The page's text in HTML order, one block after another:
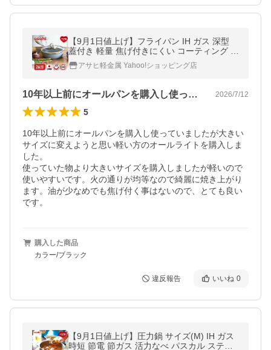
【9月1日値上げ】フライパン IH ガス 深型
蓋付き 軽量 焦げ付きにくい コーティング 油
なし オールライト 26cm 日本製 鋳物 鋳造
レシピ アサヒ軽金属 公式
アサヒ軽金属 Yahoo!ショッピング店
10年以上前にオールパンを購入し使って… 2026/7/12
5
10年以上前にオールパンを購入し使っていましたが大きい
サイズに変えようと思い軽い方のオールライトを購入しま
した。
使っていた物より大きいサイズを購入しましたが軽いので
使いやすいです。火の通りが均等なので綺麗に焼き上がり
ます。油が少なめでも焦げ付く事はないので、とても良い
です。
購入した商品
カラー/ブラック
違反報告 いいね 0
【9月1日値上げ】圧力鍋 サイズ(M) IH ガス
時短 節電 節ガス 活力なべ パスカル ステン